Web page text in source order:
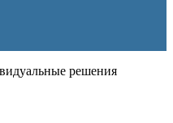
решения